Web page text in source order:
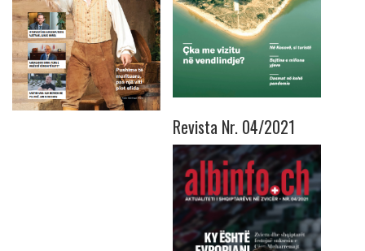
Revista Nr. 04/2021